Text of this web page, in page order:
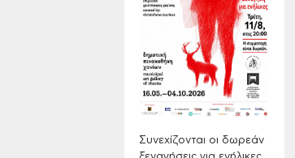
Τακτική συνεδρίαση
Δημοτικής
Επιτροπής στις 10-
08-2026
Συνεχίζονται οι δωρεάν